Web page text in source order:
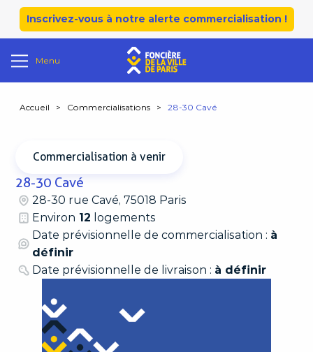
Inscrivez-vous à notre alerte commercialisation !
Menu
Accueil > Commercialisations > 28-30 Cavé
Commercialisation à venir
28-30 Cavé
28-30 rue Cavé, 75018 Paris
Environ 12 logements
Date prévisionnelle de commercialisation : à
définir
Date prévisionnelle de livraison : à définir